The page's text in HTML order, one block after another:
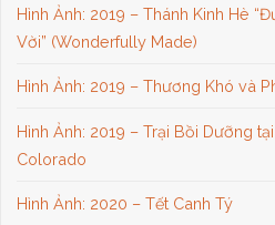
Hình Ảnh: 2019 – Thánh Kinh Hè
Vời” (Wonderfully Made)
Hình Ảnh: 2019 – Thương Khó và
Hình Ảnh: 2019 – Trại Bồi Dưỡng
Colorado
Hình Ảnh: 2020 – Tết Canh Tý